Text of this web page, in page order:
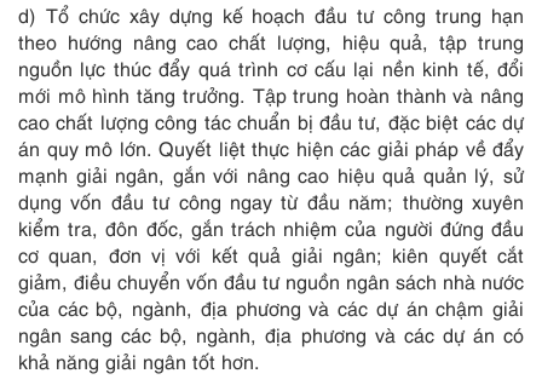
d) Tổ chức xây dựng kế hoạch đầu tư công trung hạn
theo hướng nâng cao chất lượng, hiệu quả, tập trung
nguồn lực thúc đẩy quá trình cơ cấu lại nền kinh tế, đổi
mới mô hình tăng trưởng. Tập trung hoàn thành và nâng
cao chất lượng công tác chuẩn bị đầu tư, đặc biệt các dự
án quy mô lớn. Quyết liệt thực hiện các giải pháp về đẩy
mạnh giải ngân, gắn với nâng cao hiệu quả quản lý, sử
dụng vốn đầu tư công ngay từ đầu năm; thường xuyên
kiểm tra, đôn đốc, gắn trách nhiệm của người đứng đầu
cơ quan, đơn vị với kết quả giải ngân; kiên quyết cắt
giảm, điều chuyển vốn đầu tư nguồn ngân sách nhà nước
của các bộ, ngành, địa phương và các dự án chậm giải
ngân sang các bộ, ngành, địa phương và các dự án có
khả năng giải ngân tốt hơn.